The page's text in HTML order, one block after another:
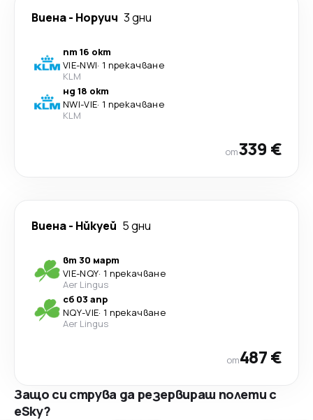
Виена- Норуич 3 дни
пт 16 окт
VIE-NWI· 1 прекачване
KLM
нд 18 окт
NWI-VIE· 1 прекачване
KLM
от339 €
Виена- Нйкуей 5 дни
вт 30 март
VIE-NQY· 1 прекачване
Aer Lingus
сб 03 апр
NQY-VIE· 1 прекачване
Aer Lingus
от487 €
Защо си струва да резервираш полети с
eSky?